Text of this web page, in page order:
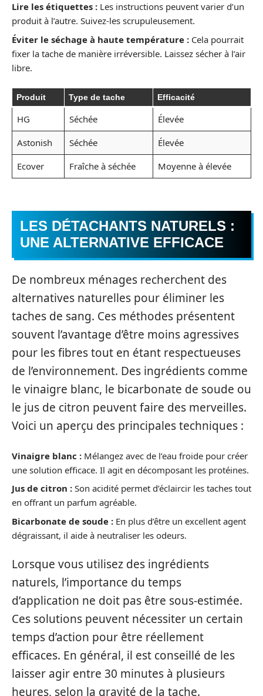
Lire les étiquettes : Les instructions peuvent varier d’un
produit à l’autre. Suivez-les scrupuleusement.
Éviter le séchage à haute température : Cela pourrait
fixer la tache de manière irréversible. Laissez sécher à l’air
libre.
Produit Type de tache Efficacité
HG Séchée
Élevée
Astonish
Séchée
Élevée
Ecover
Fraîche à séchée Moyenne à élevée
LES DÉTACHANTS NATURELS :
UNE ALTERNATIVE EFFICACE
De nombreux ménages recherchent des
alternatives naturelles pour éliminer les
taches de sang. Ces méthodes présentent
souvent l’avantage d’être moins agressives
pour les fibres tout en étant respectueuses
de l’environnement. Des ingrédients comme
le vinaigre blanc, le bicarbonate de soude ou
le jus de citron peuvent faire des merveilles.
Voici un aperçu des principales techniques :
Vinaigre blanc : Mélangez avec de l’eau froide pour créer
une solution efficace. Il agit en décomposant les protéines.
Jus de citron : Son acidité permet d’éclaircir les taches tout
en offrant un parfum agréable.
Bicarbonate de soude : En plus d’être un excellent agent
dégraissant, il aide à neutraliser les odeurs.
Lorsque vous utilisez des ingrédients
naturels, l’importance du temps
d’application ne doit pas être sous-estimée.
Ces solutions peuvent nécessiter un certain
temps d’action pour être réellement
efficaces. En général, il est conseillé de les
laisser agir entre 30 minutes à plusieurs
heures, selon la gravité de la tache.